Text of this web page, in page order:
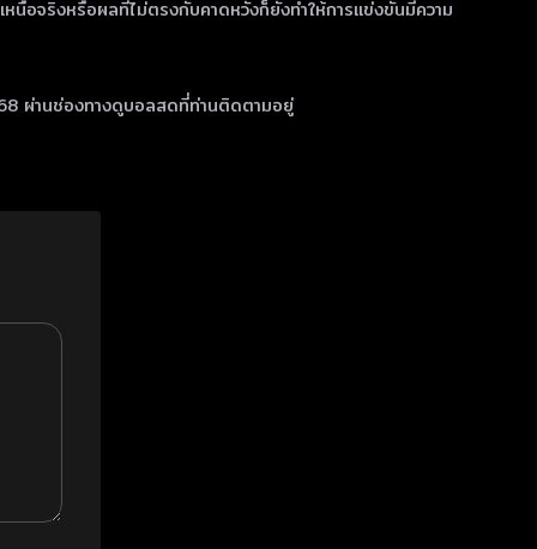
หนือจริงหรือผลที่ไม่ตรงกับคาดหวังก็ยังทำให้การแข่งขันมีความ
ผ่านช่องทางดูบอลสดที่ท่านติดตามอยู่